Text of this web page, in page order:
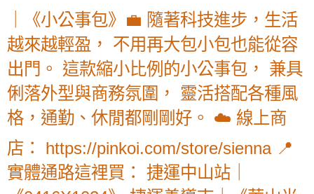
｜《小公事包》💼 隨著科技進步，生活
越來越輕盈， 不用再大包小包也能從容
出門。 這款縮小比例的小公事包， 兼具
俐落外型與商務氛圍， 靈活搭配各種風
格，通勤、休閒都剛剛好。 ☁️ 線上商
店： https://pinkoi.com/store/sienna 📍
實體通路這裡買： 捷運中山站｜